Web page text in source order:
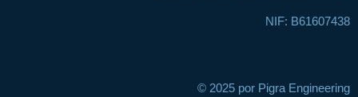
NIF: B61607438
© 2025 por Pigra Engineering